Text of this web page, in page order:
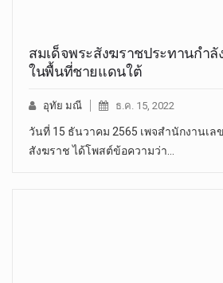
สมเด็จพระสังฆราชประทานกำลั
ในพื้นที่ชายแดนใต้
อุทัย มณี ธ.ค. 15, 2022
วันที่ 15 ธันวาคม 2565 เพจสำนักงานเล
สังฆราช ได้โพสต์ข้อความว่า…